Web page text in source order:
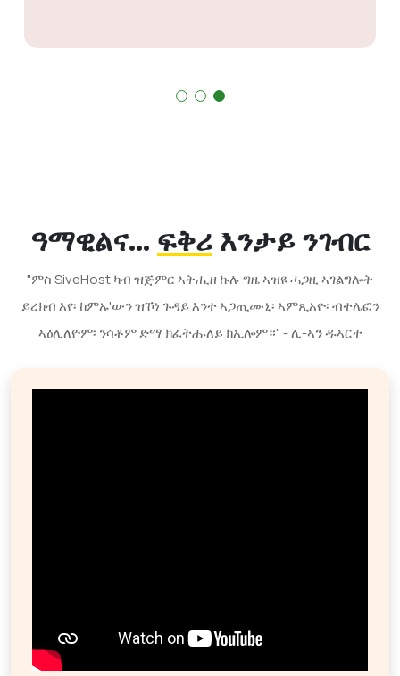
ዓማዊልና... ፍቅሪእንታይ ንገብር
"ምስ SiveHost ካብ ዝጅምር ኣትሒዘ ኩሉ ግዜ ኣዝዩ ሓጋዚ ኣገልግሎት
ይረክብ እየ፡ ከምኡ'ውን ዝኾነ ጉዳይ እንተ ኣጋጢሙኒ፡ ኣምጺአዮ፡ ብተሌፎን
ኣዕሊለዮም፡ ንሳቶም ድማ ክፈትሑለይ ክኢሎም።" - ሊ-ኣን ዱኣርተ